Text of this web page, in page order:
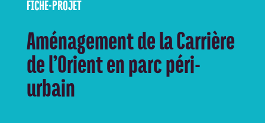
FICHE-PROJET
Aménagement de la Carrière
de l’Orient en parc péri-
urbain